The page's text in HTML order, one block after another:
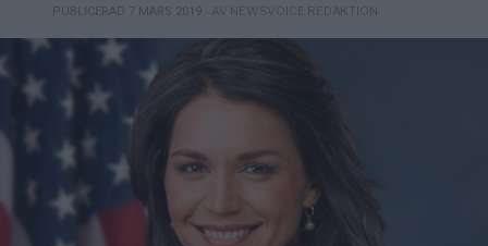
PUBLICERAD 7 MARS 2019 - AV NEWSVOICE REDAKTION